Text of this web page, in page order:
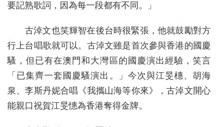
要記熟歌詞，因為每一段都有不同。」
古淖文也笑輝智在後台時很緊張，他就鼓勵對方
行上台唱歌就可以。古淖文雖是首次參與香港的國慶
騷，但已有在澳門和大灣區的國慶演出經驗，笑言
「已集齊一套國慶騷演出。」今次與江旻橞、胡海
泉、李斯丹妮合唱《我攜山海等你來》，古淖文開心
能親口祝賀江旻憓為香港奪得金牌。